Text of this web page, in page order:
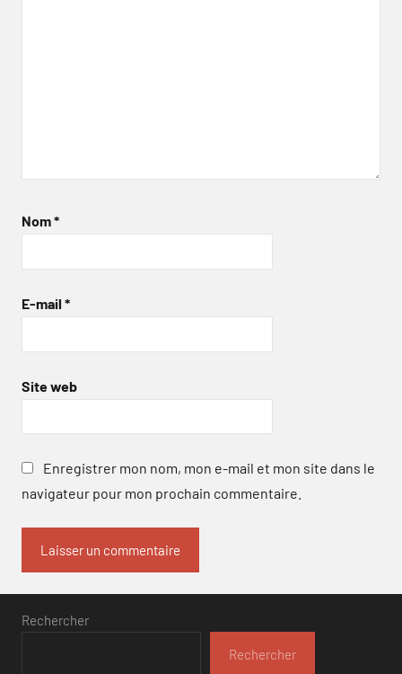
Nom*
E-mail *
Site web
Enregistrer mon nom, mon e-mail et mon site dans le
navigateur pour mon prochain commentaire.
Rechercher
Rechercher